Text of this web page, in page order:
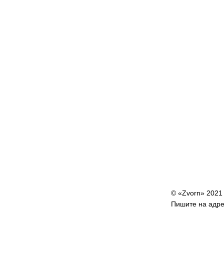
© «Zvorn» 2021
Пишите на